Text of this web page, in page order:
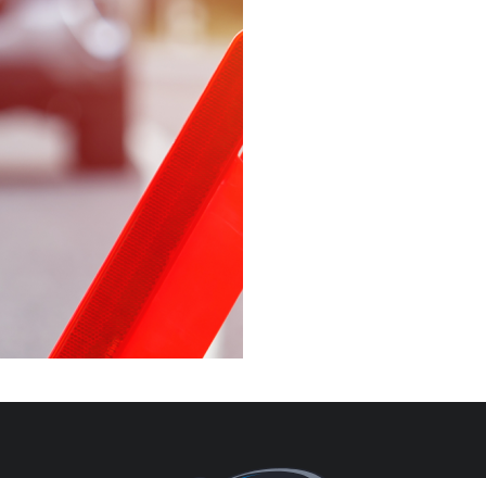
Esta página não está
disponível
このページは現在利用できま
せん
Pagina non disponibile
هذه الصفحة غير متوفرة